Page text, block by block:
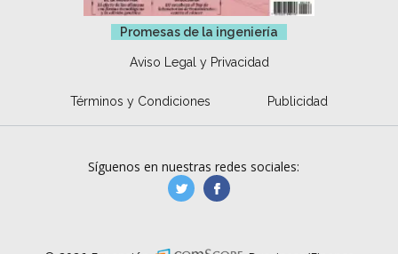
Promesas de la ingeniería
Aviso Legal y Privacidad
Términos y Condiciones Publicidad
Síguenos en nuestras redes sociales:
manufacturaGE